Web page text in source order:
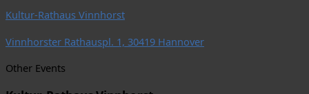
Kultur-Rathaus Vinnhorst
Vinnhorster Rathauspl. 1, 30419 Hannover
Other Events